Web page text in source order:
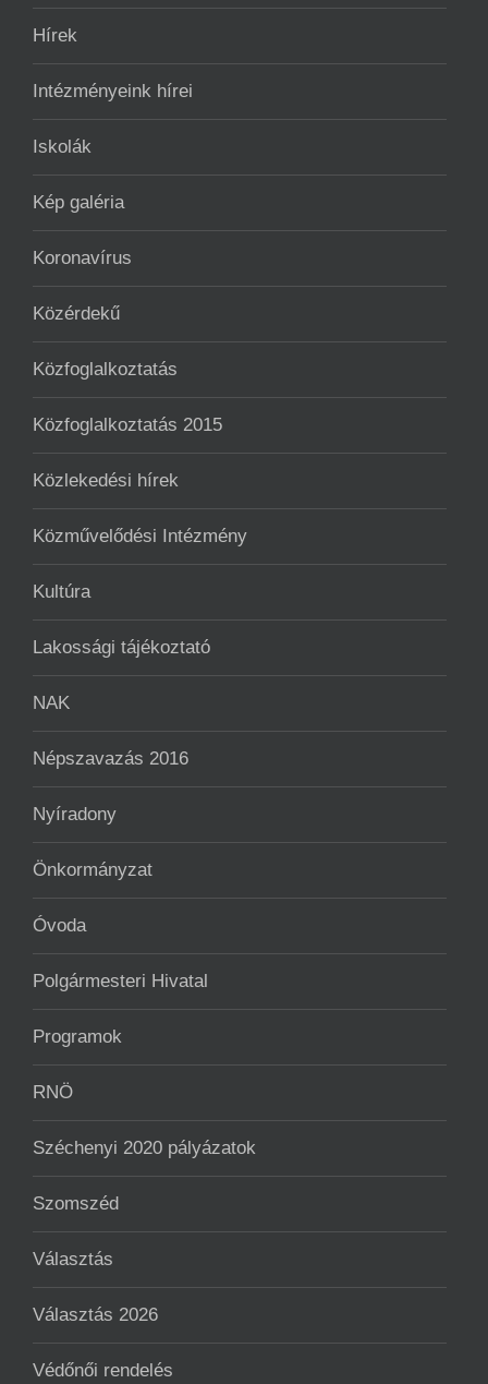
Hírek
Intézményeink hírei
Iskolák
Kép galéria
Koronavírus
Közérdekű
Közfoglalkoztatás
Közfoglalkoztatás 2015
Közlekedési hírek
Közművelődési Intézmény
Kultúra
Lakossági tájékoztató
NAK
Népszavazás 2016
Nyíradony
Önkormányzat
Óvoda
Polgármesteri Hivatal
Programok
RNÖ
Széchenyi 2020 pályázatok
Szomszéd
Választás
Választás 2026
Védőnői rendelés